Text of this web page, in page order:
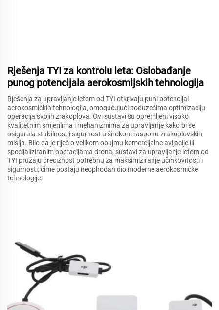
Rješenja TYI za kontrolu leta: Oslobađanje
punog potencijala aerokosmijskih tehnologija
Rješenja za upravljanje letom od TYI otkrivaju puni potencijal
aerokosmičkih tehnologija, omogućujući poduzećima optimizaciju
operacija svojih zrakoplova. Ovi sustavi su opremljeni visoko
kvalitetnim smjerilima i mehanizmima za upravljanje kako bi se
osigurala stabilnost i sigurnost u širokom rasponu zrakoplovskih
misija. Bilo da je riječ o velikom obujmu komercijalne avijacije ili
specijaliziranim operacijama drona, sustavi za upravljanje letom od
TYI pružaju preciznost potrebnu za maksimiziranje učinkovitosti i
sigurnosti, čime postaju neophodan dio moderne aerokosmičke
tehnologije.